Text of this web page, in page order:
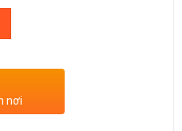
số lượng
nơi